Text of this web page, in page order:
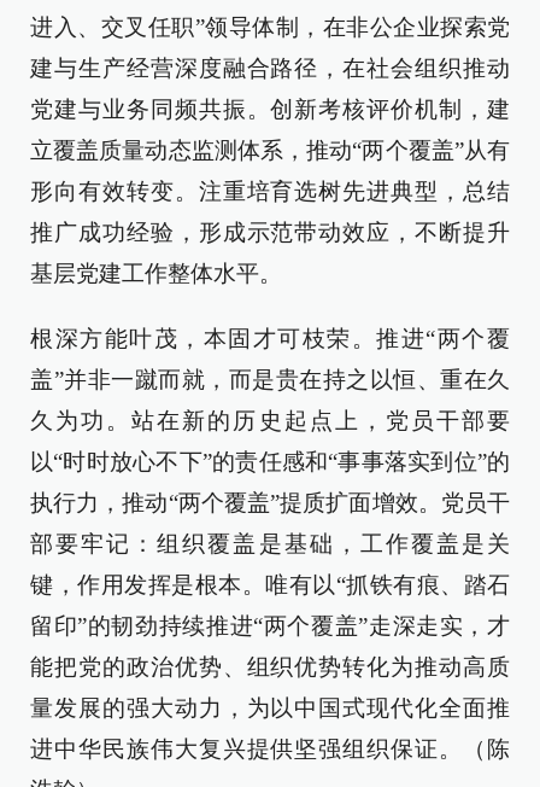
进入、交叉任职”领导体制，在非公企业探索党
建与生产经营深度融合路径，在社会组织推动
党建与业务同频共振。创新考核评价机制，建
立覆盖质量动态监测体系，推动“两个覆盖”从有
形向有效转变。注重培育选树先进典型，总结
推广成功经验，形成示范带动效应，不断提升
基层党建工作整体水平。
根深方能叶茂，本固才可枝荣。推进“两个覆
盖”并非一蹴而就，而是贵在持之以恒、重在久
久为功。站在新的历史起点上，党员干部要
以“时时放心不下”的责任感和“事事落实到位”的
执行力，推动“两个覆盖”提质扩面增效。党员干
部要牢记：组织覆盖是基础，工作覆盖是关
键，作用发挥是根本。唯有以“抓铁有痕、踏石
留印”的韧劲持续推进“两个覆盖”走深走实，才
能把党的政治优势、组织优势转化为推动高质
量发展的强大动力，为以中国式现代化全面推
进中华民族伟大复兴提供坚强组织保证。（陈